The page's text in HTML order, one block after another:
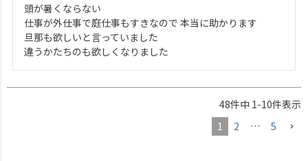
頭が暑くならない
仕事が外仕事で庭仕事もすきなので 本当に助かります
旦那も欲しいと言っていました
違うかたちのも欲しくなりました
48件中 1-10件表示
1
2 … 5